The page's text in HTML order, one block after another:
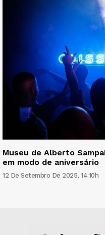
Museu de Alberto
em modo de aniversário
12 De Setembro De 2025, 14:10h